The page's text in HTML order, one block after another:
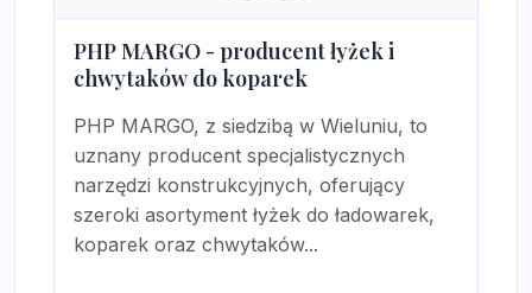
PHP MARGO - producent łyżek i
chwytaków do koparek
PHP MARGO, z siedzibą w Wieluniu, to
uznany producent specjalistycznych
narzędzi konstrukcyjnych, oferujący
szeroki asortyment łyżek do ładowarek,
koparek oraz chwytaków...